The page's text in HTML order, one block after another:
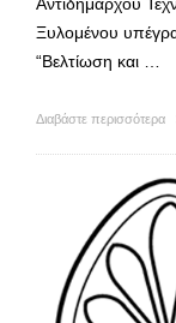
Ξυλομένου
“Βελτίωση και …
Διαβάστε περισσότερα